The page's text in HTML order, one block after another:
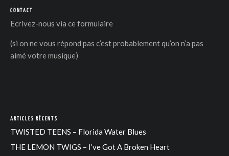
CONTACT
Ecrivez-nous via ce formulaire
(si on ne vous répond pas c’est probablement qu’on n’a pas
aimé votre musique)
ARTICLES RÉCENTS
TWISTED TEENS – Florida Water Blues
THE LEMON TWIGS – I’ve Got A Broken Heart